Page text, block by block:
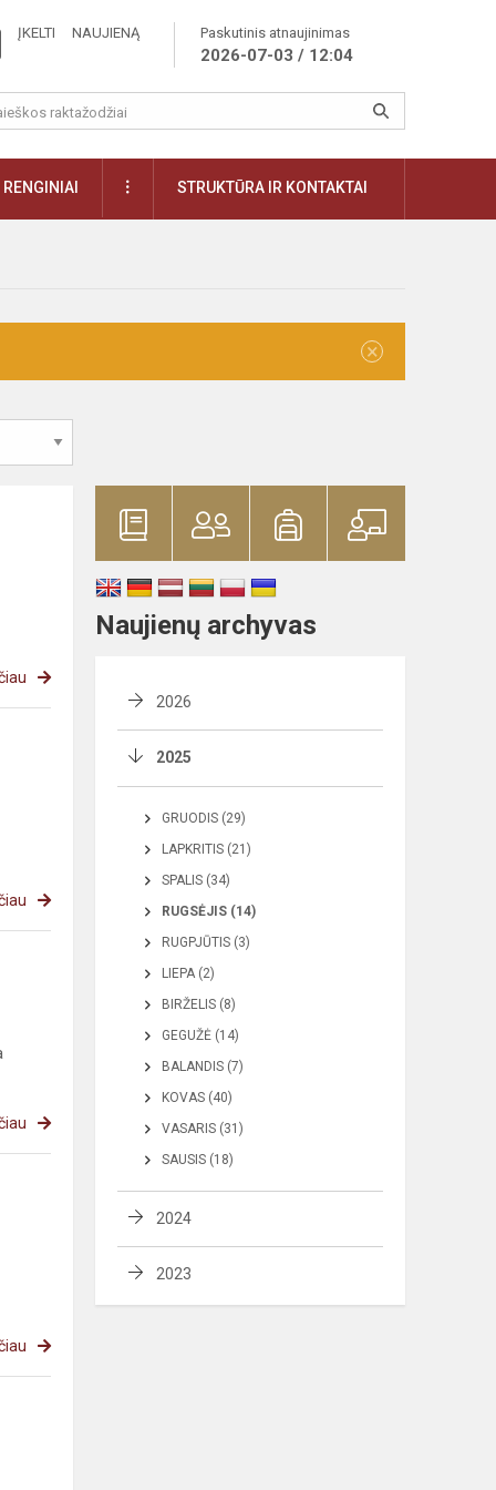
ĮKELTI NAUJIENĄ Paskutinis atnaujinimas
2026-07-03 / 12:04
RENGINIAI STRUKTŪRA IR KONTAKTAI
×
Naujienų archyvas
2026
2025
GRUODIS (29)
LAPKRITIS (21)
SPALIS (34)
RUGSĖJIS (14)
RUGPJŪTIS (3)
LIEPA (2)
BIRŽELIS (8)
GEGUŽĖ (14)
BALANDIS (7)
KOVAS (40)
VASARIS (31)
SAUSIS (18)
2024
2023